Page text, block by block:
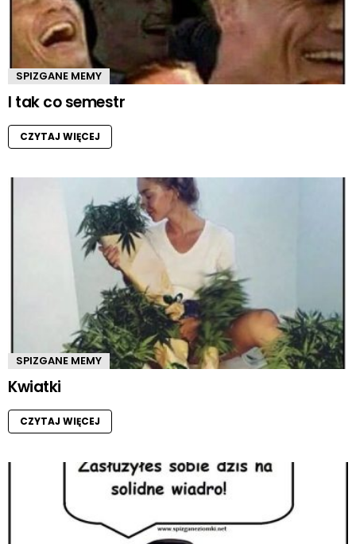
SPIZGANE MEMY
I tak co semestr
CZYTAJ WIĘCEJ
SPIZGANE MEMY
Kwiatki
CZYTAJ WIĘCEJ